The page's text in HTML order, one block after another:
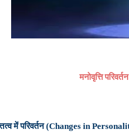
मनोवृत्ति
में परिवर्तन (Changes in